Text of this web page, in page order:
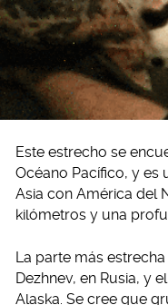
Este estrecho se
Océano Pacífico, y es
Asia con América del
kilómetros y una
La parte más
Dezhnev, en Rusia, y
Alaska. Se cree que